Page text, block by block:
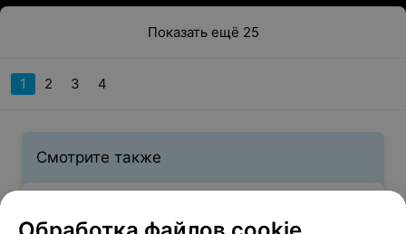
Показать ещё 25
1 2 3 4
Смотрите также
Минске